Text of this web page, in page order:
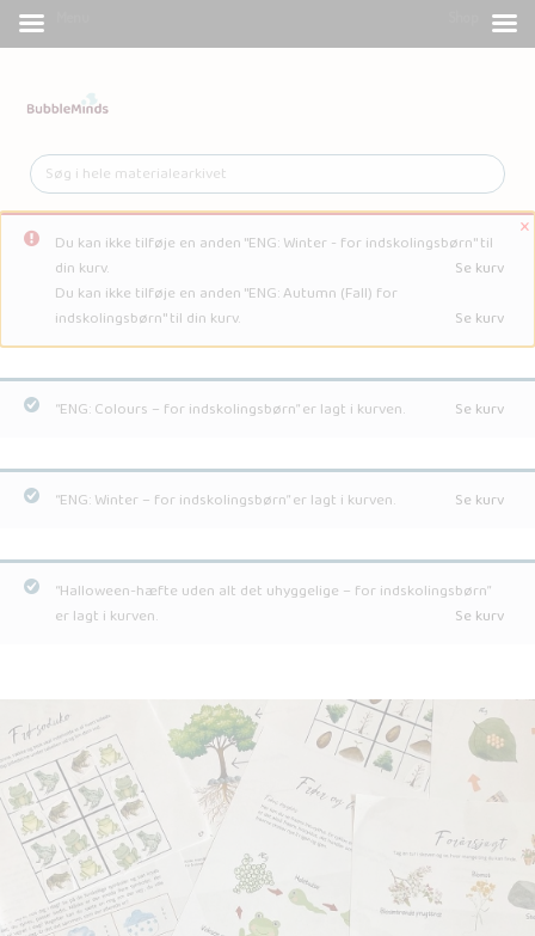
×
Du kan ikke tilføje en anden "ENG: Winter - for indskolingsbørn" til
din kurv.
Se kurv
Du kan ikke tilføje en anden "ENG: Autumn (Fall) for
indskolingsbørn" til din kurv.
Se kurv
“ENG: Colours – for indskolingsbørn” er lagt i kurven. Se kurv
“ENG: Winter – for indskolingsbørn” er lagt i kurven. Se kurv
“Halloween-hæfte uden alt det uhyggelige – for indskolingsbørn”
er lagt i kurven.
Se kurv